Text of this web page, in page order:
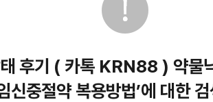
태 후기 ( 카톡 KRN88 ) 약물
중절약 복용방법’에 대한 검